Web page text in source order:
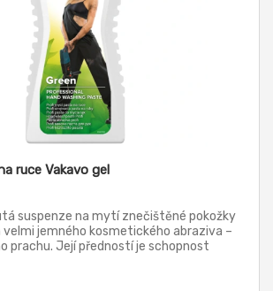
ruce Vakavo gel
suspenze na mytí znečištěné pokožky
velmi jemného kosmetického abraziva –
prachu. Její předností je schopnost